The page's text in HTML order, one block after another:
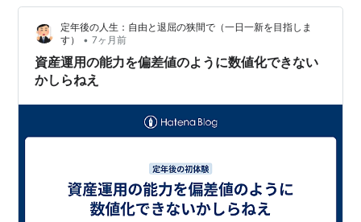
定年後の人生：自由と退屈の狭間で（一日一新を目指しま
す）
• 7ヶ月前
資産運用の能力を偏差値のように数値化できない
かしらねえ